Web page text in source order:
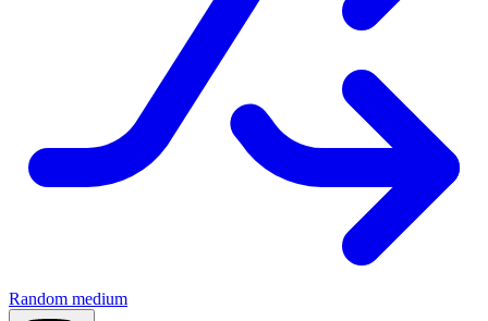
Random medium